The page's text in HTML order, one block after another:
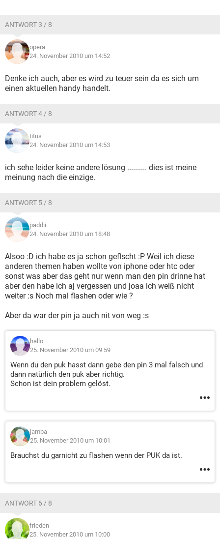
ANTWORT 3 / 8
opera
24. November 2010 um 14:52
Denke ich auch, aber es wird zu teuer sein da es sich um
einen aktuellen handy handelt.
ANTWORT 4 / 8
titus
24. November 2010 um 14:53
ich sehe leider keine andere lösung .......... dies ist meine
meinung nach die einzige.
ANTWORT 5 / 8
paddii
24. November 2010 um 18:48
Alsoo :D ich habe es ja schon geflscht :P Weil ich diese
anderen themen haben wollte von iphone oder htc oder
sonst was aber das geht nur wenn man den pin drinne hat
aber den habe ich aj vergessen und joaa ich weiß nicht
weiter :s Noch mal flashen oder wie ?
Aber da war der pin ja auch nit von weg :s
hallo
25. November 2010 um 09:59
Wenn du den puk hasst dann gebe den pin 3 mal falsch und
dann natürlich den puk aber richtig.
Schon ist dein problem gelöst.
jamba
25. November 2010 um 10:01
Brauchst du garnicht zu flashen wenn der PUK da ist.
ANTWORT 6 / 8
frieden
25. November 2010 um 10:00